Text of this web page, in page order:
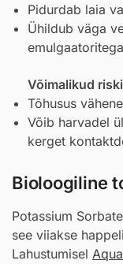
Pidurdab laia
Ühildub väga
Võimalikud
Tõhusus
Võib harvadel
kerget
Bioloogiline
Potassium
see viiakse
Lahustumisel Aqua